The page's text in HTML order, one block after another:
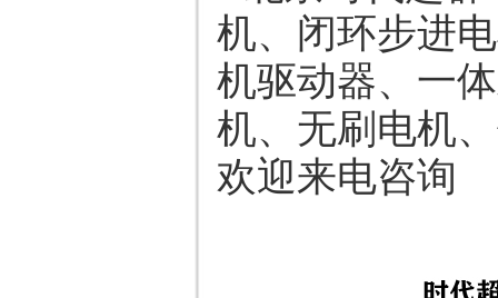
机、闭环步进
机驱动器、一
机、无刷电机
欢迎来电咨询